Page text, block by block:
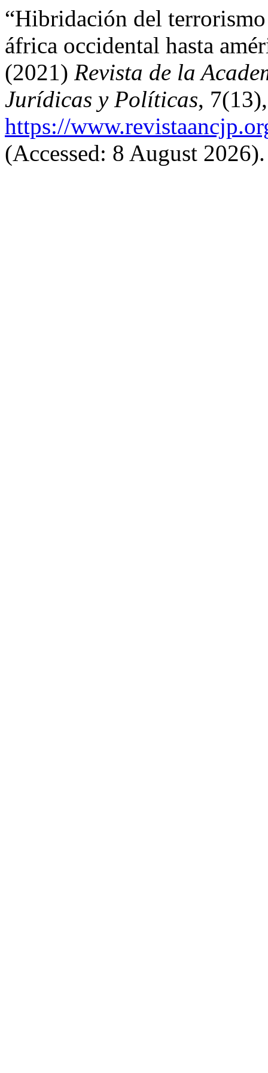
“Hibridación del
áfrica occidental hasta
(2021) Revista de la
Jurídicas y Políticas,
https://
(Accessed: 8 August 2026).